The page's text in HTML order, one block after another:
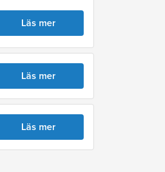
Läs mer
Läs mer
Läs mer